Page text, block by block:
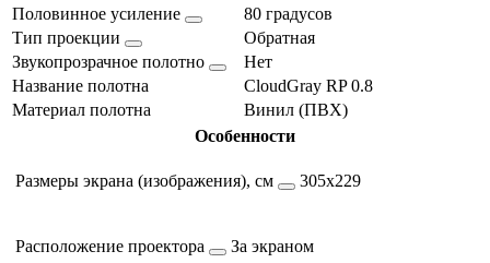
Половинное усиление
80 градусов
Тип проекции
Обратная
Звукопрозрачное полотно
Нет
Название полотна
CloudGray RP 0.8
Материал полотна
Винил (ПВХ)
Особенности
Размеры экрана (изображения), см 305х229
Расположение проектора За экраном